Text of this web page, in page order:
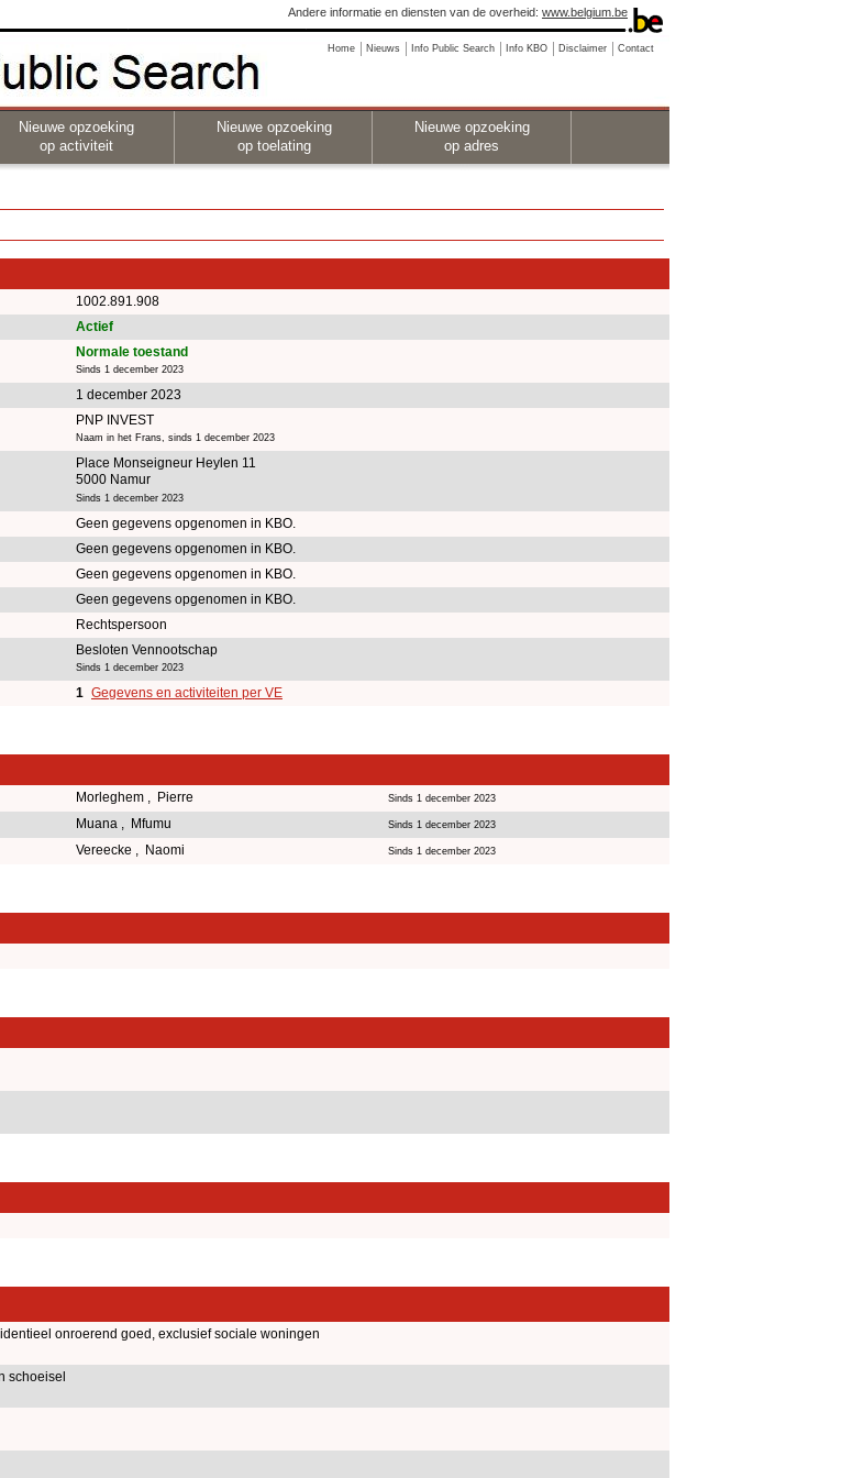
Andere informatie en diensten van de overheid: www.belgium.be
Home Nieuws Info Public Search Info KBO Disclaimer Contact
Nieuwe opzoeking
op activiteit
Nieuwe opzoeking
op toelating
Nieuwe opzoeking
op adres
1002.891.908
Actief
Normale toestand
Sinds 1 december 2023
1 december 2023
PNP INVEST
Naam in het Frans, sinds 1 december 2023
Place Monseigneur Heylen 11
5000 Namur
Sinds 1 december 2023
Geen gegevens opgenomen in KBO.
Geen gegevens opgenomen in KBO.
Geen gegevens opgenomen in KBO.
Geen gegevens opgenomen in KBO.
Rechtspersoon
Besloten Vennootschap
Sinds 1 december 2023
1 Gegevens en activiteiten per VE
Morleghem , Pierre Sinds 1 december 2023
Muana , Mfumu Sinds 1 december 2023
Vereecke , Naomi Sinds 1 december 2023
onroerend goed, exclusief sociale woningen
schoeisel